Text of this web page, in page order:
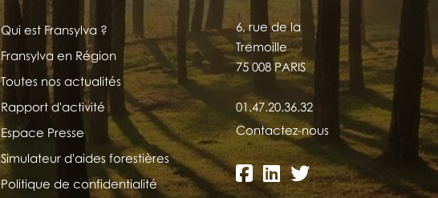
Qui est Fransylva ?
Fransylva en Région
Toutes nos actualités
Rapport d'activité
Espace Presse
Simulateur d'aides forestières
Politique de confidentialité
6, rue de la
Tremoille
75 008 PARIS
01.47.20.36.32
Contactez-nous